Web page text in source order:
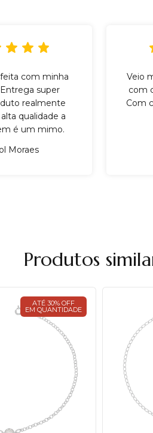
com minha
super
realmente
qualidade a
é um mimo.
Moraes
Veio
com
Com
Produtos
ATÉ 30% OFF
EM QUANTIDADE